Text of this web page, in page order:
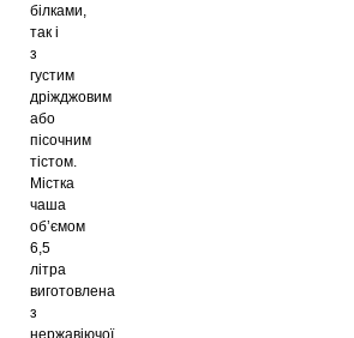
білками,
так і
з
густим
дріжджовим
або
пісочним
тістом.
Містка
чаша
об’ємом
6,5
літра
виготовлена
з
нержавіючої